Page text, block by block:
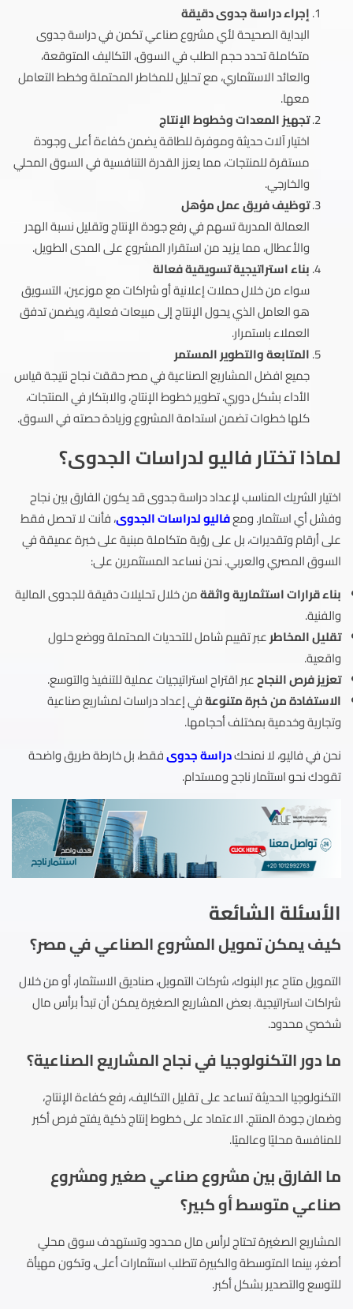
إجراء دراسة جدوى دقيقة
البداية الصحيحة لأي مشروع صناعي تكمن في دراسة جدوى
متكاملة تحدد حجم الطلب في السوق، التكاليف المتوقعة،
والعائد الاستثماري، مع تحليل للمخاطر المحتملة وخطط التعامل
معها.
تجهيز المعدات وخطوط الإنتاج
اختيار آلات حديثة وموفرة للطاقة يضمن كفاءة أعلى وجودة
مستقرة للمنتجات، مما يعزز القدرة التنافسية في السوق المحلي
والخارجي.
توظيف فريق عمل مؤهل
العمالة المدربة تسهم في رفع جودة الإنتاج وتقليل نسبة الهدر
والأعطال، مما يزيد من استقرار المشروع على المدى الطويل.
بناء استراتيجية تسويقية فعالة
سواء من خلال حملات إعلانية أو شراكات مع موزعين، التسويق
هو العامل الذي يحول الإنتاج إلى مبيعات فعلية، ويضمن تدفق
العملاء باستمرار.
المتابعة والتطوير المستمر
جميع افضل المشاريع الصناعية في مصر حققت نجاح نتيجة قياس
الأداء بشكل دوري، تطوير خطوط الإنتاج، والابتكار في المنتجات،
كلها خطوات تضمن استدامة المشروع وزيادة حصته في السوق.
لماذا تختار فاليو لدراسات الجدوى؟
اختيار الشريك المناسب لإعداد دراسة جدوى قد يكون الفارق بين نجاح
وفشل أي استثمار. ومعفاليو لدراسات الجدوى، فأنت لا تحصل فقط
على أرقام وتقديرات، بل على رؤية متكاملة مبنية على خبرة عميقة في
السوق المصري والعربي. نحن نساعد المستثمرين على:
بناء قرارات استثمارية واثقةمن خلال تحليلات دقيقة للجدوى المالية
والفنية.
تقليل المخاطرعبر تقييم شامل للتحديات المحتملة ووضع حلول
واقعية.
تعزيز فرص النجاحعبر اقتراح استراتيجيات عملية للتنفيذ والتوسع.
الاستفادةمن خبرة متنوعةفي إعداد دراسات لمشاريع صناعية
وتجارية وخدمية بمختلف أحجامها.
نحن في فاليو، لا نمنحكدراسة جدوىفقط، بل خارطة طريق واضحة
تقودك نحو استثمار ناجح ومستدام.
الأسئلة الشائعة
كيف يمكن تمويل المشروع الصناعي في مصر؟
التمويل متاح عبر البنوك، شركات التمويل، صناديق الاستثمار، أو من خلال
شراكات استراتيجية. بعض المشاريع الصغيرة يمكن أن تبدأ برأس مال
شخصي محدود.
ما دور التكنولوجيا في نجاح المشاريع الصناعية؟
التكنولوجيا الحديثة تساعد على تقليل التكاليف، رفع كفاءة الإنتاج،
وضمان جودة المنتج. الاعتماد على خطوط إنتاج ذكية يفتح فرص أكبر
للمنافسة محليًا وعالميًا.
ما الفارق بين مشروع صناعي صغير ومشروع
صناعي متوسط أو كبير؟
المشاريع الصغيرة تحتاج لرأس مال محدود وتستهدف سوق محلي
أصغر، بينما المتوسطة والكبيرة تتطلب استثمارات أعلى، وتكون مهيأة
للتوسع والتصدير بشكل أكبر.